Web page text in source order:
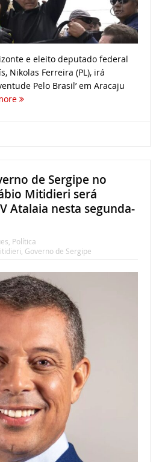
e eleito deputado federal
Nikolas Ferreira (PL), irá
Pelo Brasil’ em Aracaju
de Sergipe no
Mitidieri será
Atalaia nesta segunda-
Política
Governo de Sergipe